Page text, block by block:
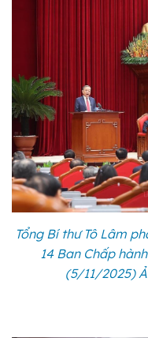
Tổng Bí thư Tô Lâm
14 Ban Chấp
(5/11/2025)